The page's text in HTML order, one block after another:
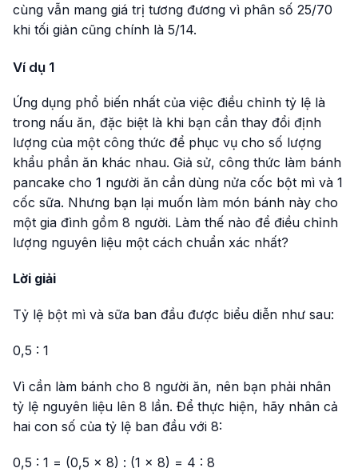
cùng vẫn mang giá trị tương đương vì phân số 25/70
khi tối giản cũng chính là 5/14.
Ví dụ 1
Ứng dụng phổ biến nhất của việc điều chỉnh tỷ lệ là
trong nấu ăn, đặc biệt là khi bạn cần thay đổi định
lượng của một công thức để phục vụ cho số lượng
khẩu phần ăn khác nhau. Giả sử, công thức làm bánh
pancake cho 1 người ăn cần dùng nửa cốc bột mì và 1
cốc sữa. Nhưng bạn lại muốn làm món bánh này cho
một gia đình gồm 8 người. Làm thế nào để điều chỉnh
lượng nguyên liệu một cách chuẩn xác nhất?
Lời giải
Tỷ lệ bột mì và sữa ban đầu được biểu diễn như sau:
0,5 : 1
Vì cần làm bánh cho 8 người ăn, nên bạn phải nhân
tỷ lệ nguyên liệu lên 8 lần. Để thực hiện, hãy nhân cả
hai con số của tỷ lệ ban đầu với 8:
0,5 : 1 = (0,5 × 8) : (1 × 8) = 4 : 8